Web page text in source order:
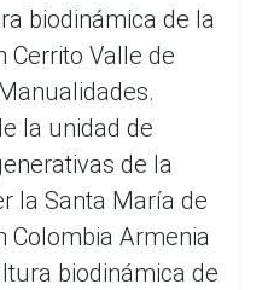
biodinámica de la
Cerrito Valle de
la unidad de
de la
la Santa María de
Colombia Armenia
biodinámica de